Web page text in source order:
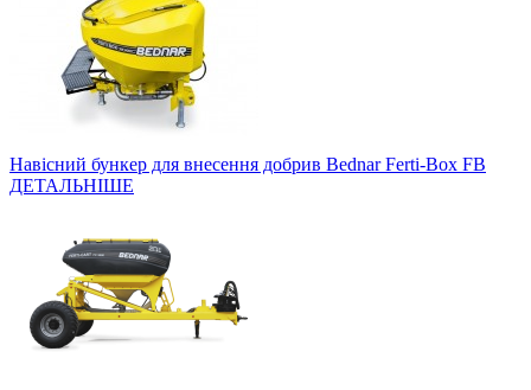
Навісний бункер для внесення добрив Bednar Ferti-Box FB
ДЕТАЛЬНІШЕ